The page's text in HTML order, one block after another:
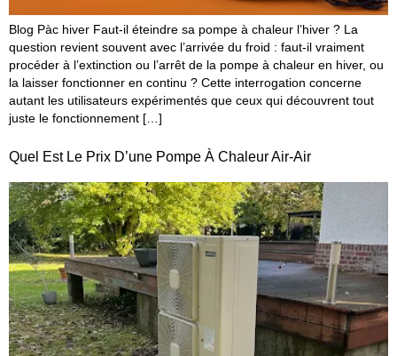
Blog Pàc hiver Faut-il éteindre sa pompe à chaleur l’hiver ? La
question revient souvent avec l’arrivée du froid : faut-il vraiment
procéder à l’extinction ou l’arrêt de la pompe à chaleur en hiver, ou
la laisser fonctionner en continu ? Cette interrogation concerne
autant les utilisateurs expérimentés que ceux qui découvrent tout
juste le fonctionnement […]
Quel Est Le Prix D’une Pompe À Chaleur Air-Air